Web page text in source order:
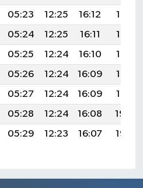
05:23 12:25 16:12
19:16
05:24 12:25 16:11
19:15
05:25 12:24 16:10
19:13
05:26 12:24 16:09
19:12
05:27 12:24 16:09
19:10
05:28 12:24 16:08
19:09
05:29 12:23 16:07 19:07